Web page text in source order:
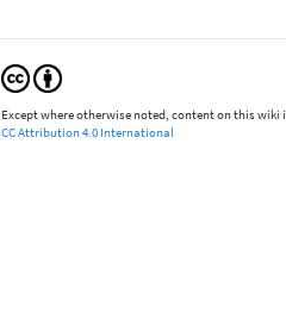
Except where otherwise noted, content on this
CC Attribution 4.0 International